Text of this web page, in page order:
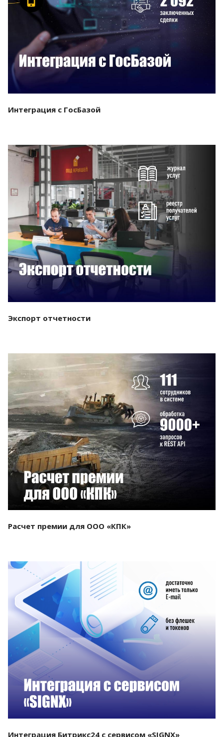
Смотреть проект
Интеграция с ГосБазой
Смотреть проект
Экспорт отчетности
Смотреть проект
Расчет премии для ООО «КПК»
Смотреть проект
Интеграция Битрикс24 с сервисом «SIGNX»